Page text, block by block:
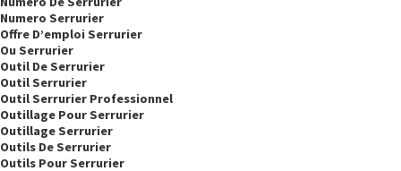
Numero Serrurier
Offre D’emploi Serrurier
Ou Serrurier
Outil De Serrurier
Outil Serrurier
Outil Serrurier Professionnel
Outillage Pour Serrurier
Outillage Serrurier
Outils De Serrurier
Outils Pour Serrurier